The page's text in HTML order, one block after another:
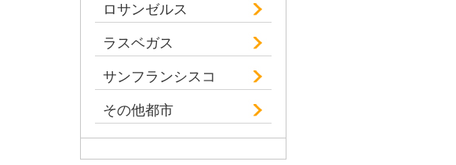
ロサンゼルス
ラスベガス
サンフランシスコ
その他都市